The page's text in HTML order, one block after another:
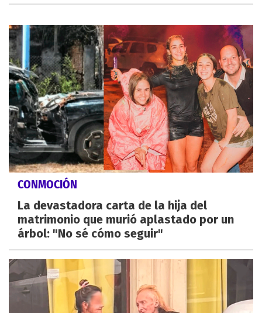
CONMOCIÓN
La devastadora carta de la hija del
matrimonio que murió aplastado por un
árbol: "No sé cómo seguir"